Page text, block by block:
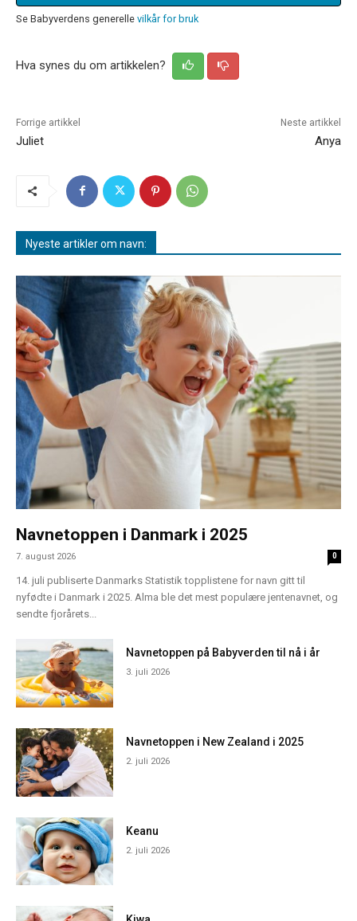
Se Babyverdens generelle vilkår for bruk
Hva synes du om artikkelen?
Forrige artikkel
Juliet
Neste artikkel
Anya
Nyeste artikler om navn:
Navnetoppen i Danmark i 2025
7. august 2026 0
14. juli publiserte Danmarks Statistik topplistene for navn gitt til
nyfødte i Danmark i 2025. Alma ble det mest populære jentenavnet, og
sendte fjorårets...
Navnetoppen på Babyverden til nå i år
3. juli 2026
Navnetoppen i New Zealand i 2025
2. juli 2026
Keanu
2. juli 2026